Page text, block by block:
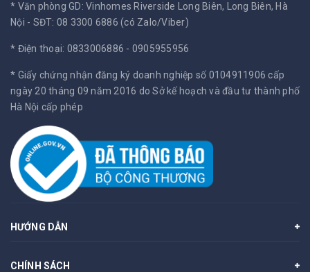
* Văn phòng GD: Vinhomes Riverside Long Biên, Long Biên, Hà
Nội - SĐT: 08 3300 6886 (có Zalo/Viber)
* Điện thoại: 0833006886 - 0905955956
* Giấy chứng nhận đăng ký doanh nghiệp số 0104911906 cấp
ngày 20 tháng 09 năm 2016 do Sở kế hoạch và đầu tư thành phố
Hà Nội cấp phép
HƯỚNG DẪN
CHÍNH SÁCH